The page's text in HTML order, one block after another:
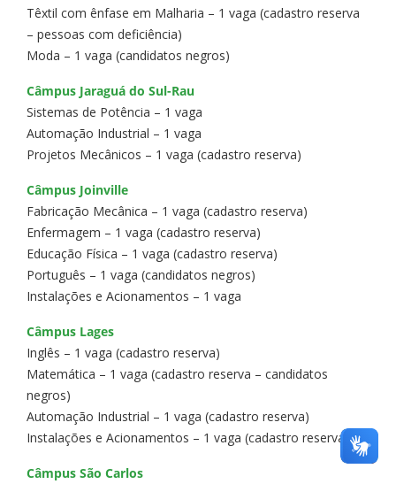
Têxtil com ênfase em Malharia – 1 vaga (cadastro reserva
– pessoas com deficiência)
Moda – 1 vaga (candidatos negros)
Câmpus Jaraguá do Sul-Rau
Sistemas de Potência – 1 vaga
Automação Industrial – 1 vaga
Projetos Mecânicos – 1 vaga (cadastro reserva)
Câmpus Joinville
Fabricação Mecânica – 1 vaga (cadastro reserva)
Enfermagem – 1 vaga (cadastro reserva)
Educação Física – 1 vaga (cadastro reserva)
Português – 1 vaga (candidatos negros)
Instalações e Acionamentos – 1 vaga
Câmpus Lages
Inglês – 1 vaga (cadastro reserva)
Matemática – 1 vaga (cadastro reserva – candidatos
negros)
Automação Industrial – 1 vaga (cadastro reserva)
Instalações e Acionamentos – 1 vaga (cadastro reserva)
Câmpus São Carlos